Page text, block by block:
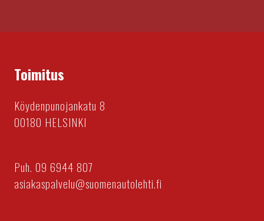
Toimitus
Köydenpunojankatu 8
00180 HELSINKI
Puh. 09 6944 807
asiakaspalvelu@suomenautolehti.fi